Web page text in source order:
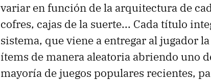
variar en función de la arquitectura de
cofres, cajas de la suerte... Cada título
sistema, que viene a entregar al jugador
ítems de manera aleatoria abriendo uno
mayoría de juegos populares recientes,